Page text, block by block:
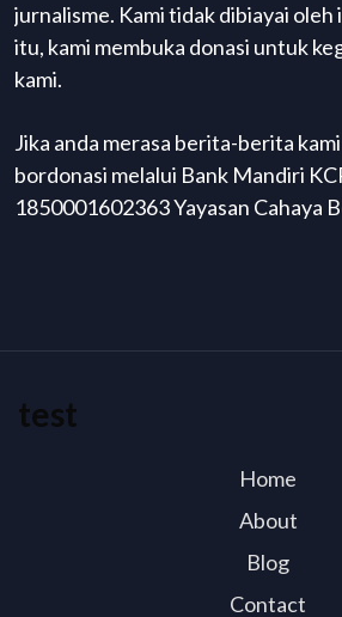
jurnalisme. Kami tidak dibiayai oleh
itu, kami membuka donasi untuk
kami.
Jika anda merasa berita-berita
bordonasi melalui Bank Mandiri
1850001602363 Yayasan Cahaya
test
Home
About
Blog
Contact